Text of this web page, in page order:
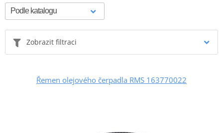
Zobrazit filtraci
Řemen olejového čerpadla RMS 163770022